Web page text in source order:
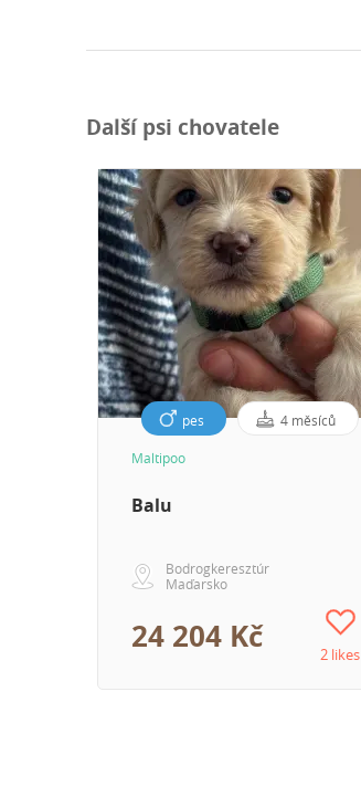
Další psi chovatele
pes 4 měsíců
Maltipoo
Balu
Bodrogkeresztúr
Maďarsko
24 204 Kč 2 likes